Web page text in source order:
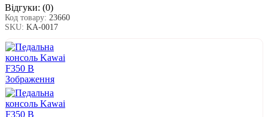
Відгуки: (0)
Код товару: 23660
SKU: KA-0017